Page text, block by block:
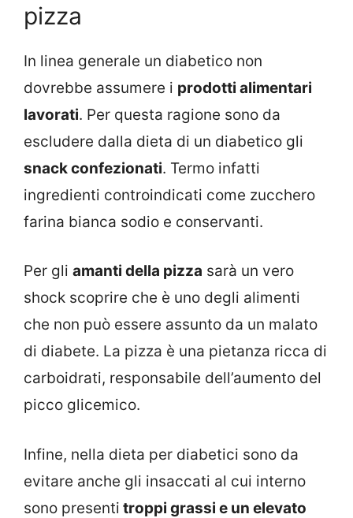
pizza
In linea generale un diabetico non
dovrebbe assumere i prodotti alimentari
lavorati. Per questa ragione sono da
escludere dalla dieta di un diabetico gli
snack confezionati. Termo infatti
ingredienti controindicati come zucchero
farina bianca sodio e conservanti.
Per gli amanti della pizza sarà un vero
shock scoprire che è uno degli alimenti
che non può essere assunto da un malato
di diabete. La pizza è una pietanza ricca di
carboidrati, responsabile dell’aumento del
picco glicemico.
Infine, nella dieta per diabetici sono da
evitare anche gli insaccati al cui interno
sono presenti troppi grassi e un elevato